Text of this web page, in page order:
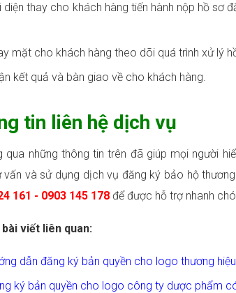
diện thay cho khách hàng tiến hành nộp hồ sơ
mặt cho khách hàng theo dõi quá trình xử lý
kết quả và bàn giao về cho khách hàng.
tin liên hệ dịch vụ
qua những thông tin trên đã giúp mọi người
và sử dụng dịch vụ đăng ký bảo hộ thương
161 - 0903 145 178 để được hỗ trợ nhanh
bài viết liên quan:
dẫn đăng ký bản quyền cho logo thương
ký bản quyền cho logo công ty dược phẩm